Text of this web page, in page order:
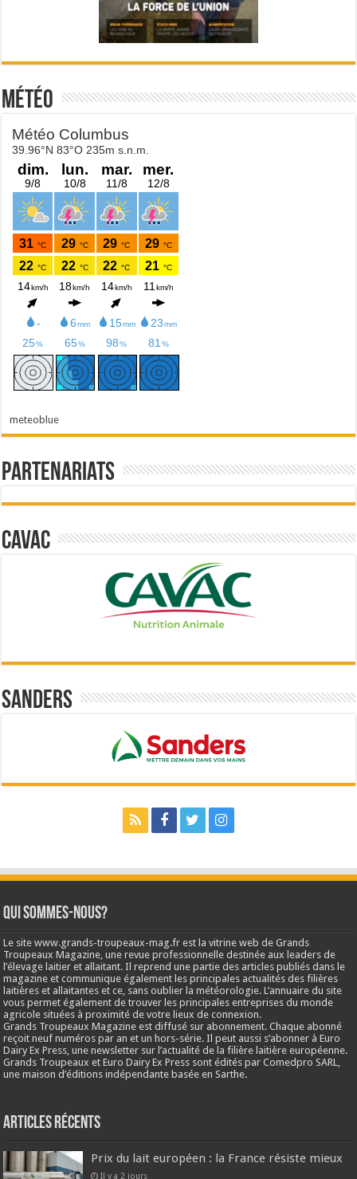
Météo
meteoblue
Partenariats
Cavac
Sanders
Qui sommes-nous?
Le site www.grands-troupeaux-mag.fr est la vitrine web de Grands
Troupeaux Magazine, une revue professionnelle destinée aux leaders de
l’élevage laitier et allaitant. Il reprend une partie des articles publiés dans le
magazine et communique également les principales actualités des filières
laitières et allaitantes et ce, sans oublier la météorologie. L’annuaire du site
vous permet également de trouver les principales entreprises du monde
agricole situées à proximité de votre lieux de connexion.
Grands Troupeaux Magazine est diffusé sur abonnement. Chaque abonné
reçoit neuf numéros par an et un hors-série. Il peut aussi s’abonner à Euro
Dairy Ex Press, une newsletter sur l’actualité de la filière laitière européenne.
Grands Troupeaux et Euro Dairy Ex Press sont édités par Comedpro SARL,
une maison d’éditions indépendante basée en Sarthe.
Articles récents
Prix du lait européen : la France résiste mieux
Il y a 2 jours